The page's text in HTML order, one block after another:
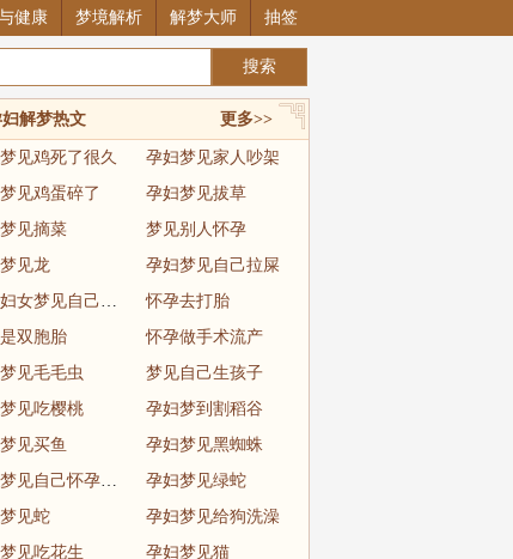
健康 梦境解析 解梦大师 抽签
更多>>
解梦热文
见鸡死了很久
孕妇梦见家人吵架
见鸡蛋碎了
孕妇梦见拔草
见摘菜
梦见别人怀孕
见龙
孕妇梦见自己拉屎
已婚妇女梦见自己怀孕快生了
怀孕去打胎
双胞胎
怀孕做手术流产
见毛毛虫
梦见自己生孩子
见吃樱桃
孕妇梦到割稻谷
见买鱼
孕妇梦见黑蜘蛛
女人梦见自己怀孕见红
孕妇梦见绿蛇
见蛇
孕妇梦见给狗洗澡
见吃花生
孕妇梦见猫